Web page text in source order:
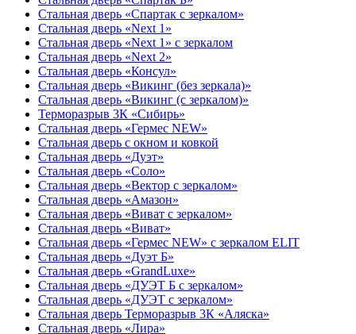
Стальная дверь «Спартак с зеркалом»
Стальная дверь «Next 1»
Стальная дверь «Next 1» с зеркалом
Стальная дверь «Next 2»
Стальная дверь «Консул»
Стальная дверь «Викинг (без зеркала)»
Стальная дверь «Викинг (с зеркалом)»
Терморазрыв 3К «Сибирь»
Стальная дверь «Гермес NEW»
Стальная дверь с окном и ковкой
Стальная дверь «Дуэт»
Стальная дверь «Соло»
Стальная дверь «Вектор с зеркалом»
Стальная дверь «Амазон»
Стальная дверь «Виват с зеркалом»
Стальная дверь «Виват»
Стальная дверь «Гермес NEW» с зеркалом ELIT
Стальная дверь «Дуэт Б»
Стальная дверь «GrandLuxe»
Стальная дверь «ДУЭТ Б с зеркалом»
Стальная дверь «ДУЭТ с зеркалом»
Стальная дверь Терморазрыв 3К «Аляска»
Стальная дверь «Лира»